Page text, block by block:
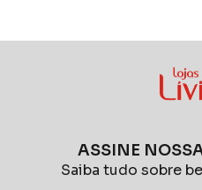
ASSINE
Saiba tudo sobre